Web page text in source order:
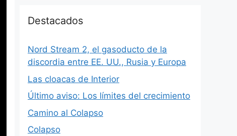
Destacados
Nord Stream 2, el gasoducto de la
discordia entre EE. UU., Rusia y Europa
Las cloacas de Interior
Último aviso: Los límites del crecimiento
Camino al Colapso
Colapso